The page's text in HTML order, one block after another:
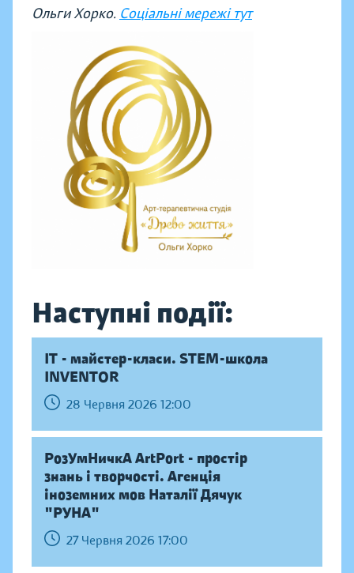
Ольги Хорко. Соціальні мережі тут
Наступні події:
IT - майстер-класи. STEM-школа
INVENTOR
28 Червня 2026 12:00
РозУмНичкА ArtPort - простір
знань і творчості. Агенція
іноземних мов Наталії Дячук
"РУНА"
27 Червня 2026 17:00